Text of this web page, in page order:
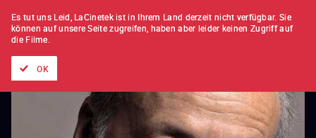
FILM FÜR FILM ABONNEMENT
Es tut uns Leid, LaCinetek ist in Ihrem Land derzeit nicht verfügbar. Sie
können auf unsere Seite zugreifen, haben aber leider keinen Zugriff auf
die Filme.
OK